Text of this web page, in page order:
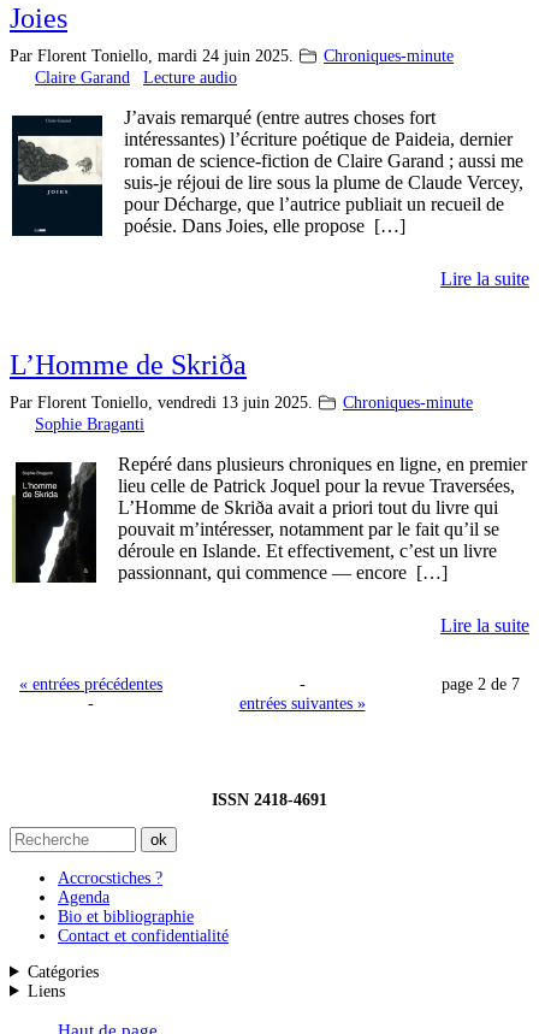
Joies
Par Florent Toniello, mardi 24 juin 2025.
Chroniques-minute
Claire Garand
Lecture audio
J’avais remarqué (entre autres choses fort
intéressantes) l’écriture poétique de Paideia, dernier
roman de science-fiction de Claire Garand ; aussi me
suis-je réjoui de lire sous la plume de Claude Vercey,
pour Décharge, que l’autrice publiait un recueil de
poésie. Dans Joies, elle propose […]
Lire la suite
L’Homme de Skriða
Par Florent Toniello, vendredi 13 juin 2025.
Chroniques-minute
Sophie Braganti
Repéré dans plusieurs chroniques en ligne, en premier
lieu celle de Patrick Joquel pour la revue Traversées,
L’Homme de Skriða avait a priori tout du livre qui
pouvait m’intéresser, notamment par le fait qu’il se
déroule en Islande. Et effectivement, c’est un livre
passionnant, qui commence — encore […]
Lire la suite
« entrées précédentes -
page 2 de 7
-
entrées suivantes »
ISSN 2418-4691
Accrocstiches ?
Agenda
Bio et bibliographie
Contact et confidentialité
Catégories
Liens
Haut de page